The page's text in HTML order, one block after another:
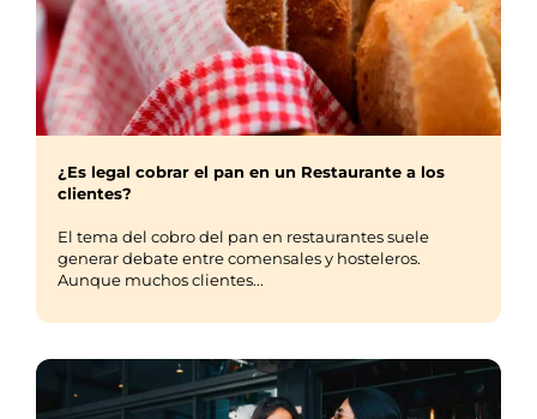
¿Es legal cobrar el pan en un Restaurante a los
clientes?
El tema del cobro del pan en restaurantes suele
generar debate entre comensales y hosteleros.
Aunque muchos clientes...